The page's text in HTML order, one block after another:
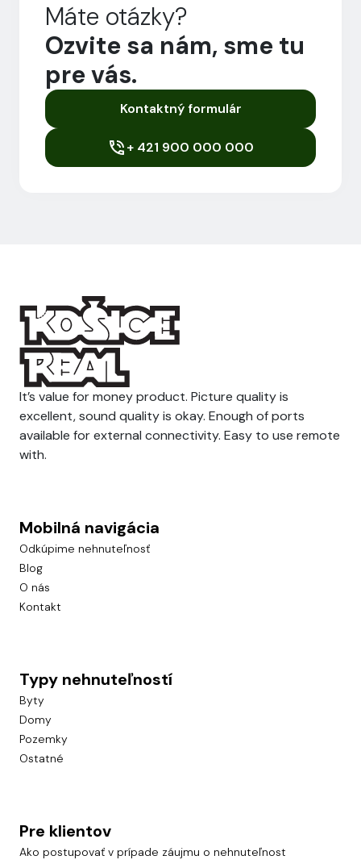
Máte otázky?
Ozvite sa nám, sme tu
pre vás.
Kontaktný formulár
+ 421 900 000 000
It’s value for money product. Picture quality is
excellent, sound quality is okay. Enough of ports
available for external connectivity. Easy to use remote
with.
Mobilná navigácia
Odkúpime nehnuteľnosť
Blog
O nás
Kontakt
Typy nehnuteľností
Byty
Domy
Pozemky
Ostatné
Pre klientov
Ako postupovať v prípade záujmu o nehnuteľnost